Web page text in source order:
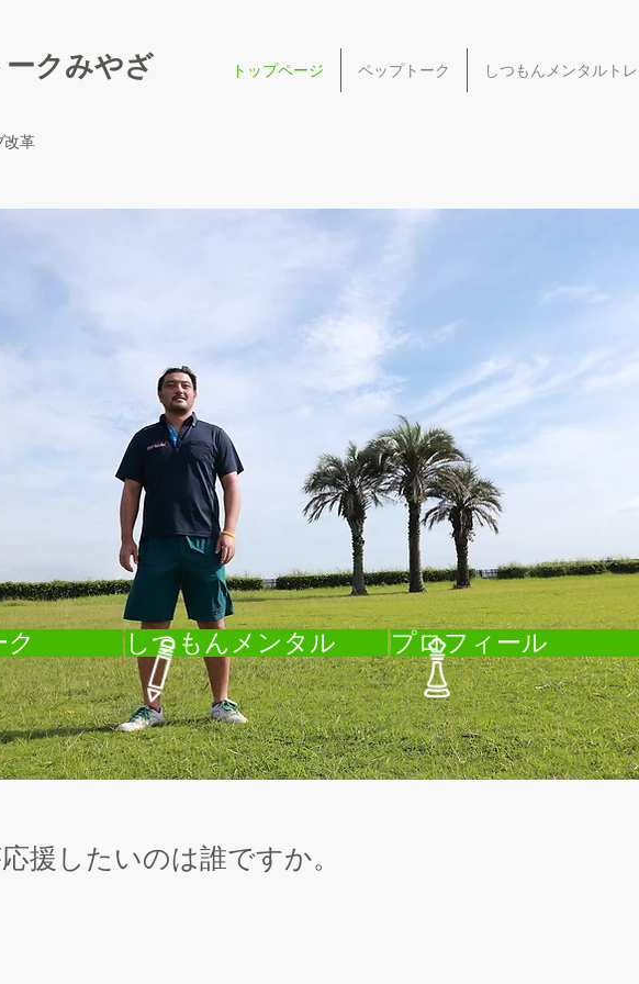
クみやざ
改革
トップページ ペップトーク しつもんメンタルト
プロフィール
しつもんメンタル
援したいのは誰ですか。​